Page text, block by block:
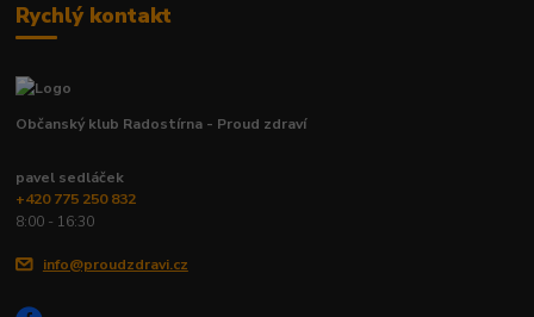
Rychlý kontakt
Občanský klub Radostírna - Proud zdraví
pavel sedláček
+420 775 250 832
8:00 - 16:30
info@proudzdravi.cz